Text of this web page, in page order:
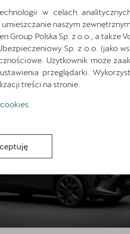
zł
153 228 zł brutto
900 złbrutto
30 dni przed wprowadzeniem obniżki: 153
szczegóły Pokaż szczegóły
w celach
naszym
Polska Sp. z o.o., a także
Sp. z o.o. (jako
Użytkownik może
przeglądarki.
treści na stronie.